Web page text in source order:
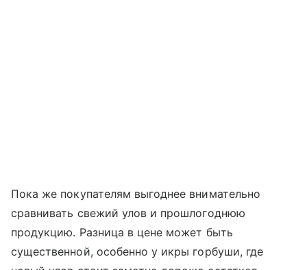
Пока же покупателям выгоднее внимательно
сравнивать свежий улов и прошлогоднюю
продукцию. Разница в цене может быть
существенной, особенно у икры горбуши, где